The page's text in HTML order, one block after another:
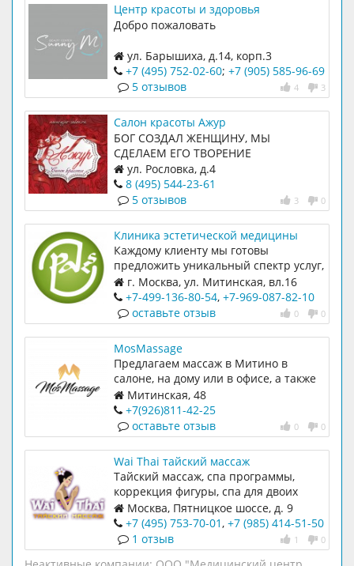
Центр красоты и здоровья
Солнечный мастер
Добро пожаловать
ул. Барышиха, д.14, корп.3
+7 (495) 752-02-60; +7 (905) 585-96-69
4 3
5 отзывов
Салон красоты Ажур
БОГ СОЗДАЛ ЖЕНЩИНУ, МЫ
СДЕЛАЕМ ЕГО ТВОРЕНИЕ
СОВЕРШЕННЫМ
ул. Рословка, д.4
8 (495) 544-23-61
3 0
5 отзывов
Клиника эстетической медицины
Доктора Пак
Каждому клиенту мы готовы
предложить уникальный спектр услуг,
способный удовлетворить даже
самого взыскательного посетителя
г. Москва, ул. Митинская, вл.16
(район Митино), 3 этаж, офис 301
+7-499-136-80-54, +7-969-087-82-10
0 0
оставьте отзыв
MosMassage
Предлагаем массаж в Митино в
салоне, на дому или в офисе, а также
подарочные сертификаты на массаж
в подарок.
Митинская, 48
+7(926)811-42-25
0 0
оставьте отзыв
Wai Thai тайский массаж
Тайский массаж, спа программы,
коррекция фигуры, спа для двоих
Москва, Пятницкое шоссе, д. 9
+7 (495) 753-70-01, +7 (985) 414-51-50
1 0
1 отзыв